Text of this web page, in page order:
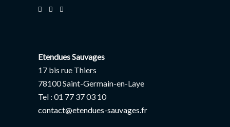
Etendues Sauvages
17 bis rue Thiers
78100 Saint-Germain-en-Laye
Tel : 01 77 37 03 10
contact@etendues-sauvages.fr